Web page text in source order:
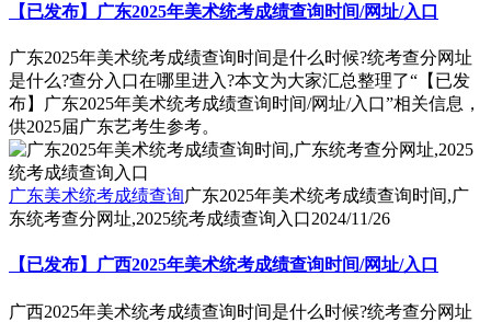
【已发布】广东2025年美术统考成绩查询时间/网址/入口
广东2025年美术统考成绩查询时间是什么时候?统考查分网址
是什么?查分入口在哪里进入?本文为大家汇总整理了“【已发
布】广东2025年美术统考成绩查询时间/网址/入口”相关信息，
供2025届广东艺考生参考。
广东美术统考成绩查询广东2025年美术统考成绩查询时间,广
东统考查分网址,2025统考成绩查询入口2024/11/26
【已发布】广西2025年美术统考成绩查询时间/网址/入口
广西2025年美术统考成绩查询时间是什么时候?统考查分网址